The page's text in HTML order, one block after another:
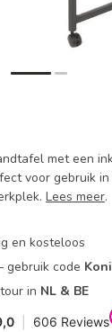
met een
voor gebruik
Lees meer.
en kosteloos
gebruik code
in NL & BE